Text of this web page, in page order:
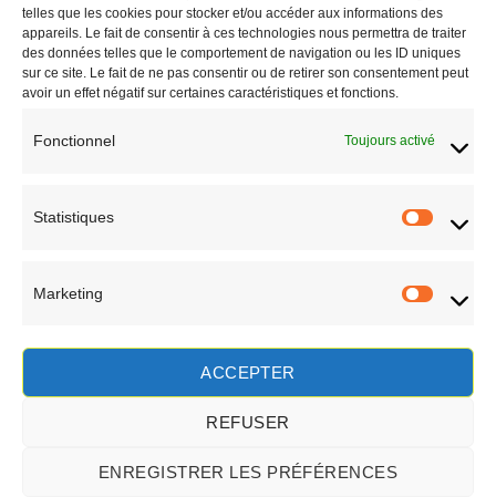
telles que les cookies pour stocker et/ou accéder aux informations des
appareils. Le fait de consentir à ces technologies nous permettra de traiter
des données telles que le comportement de navigation ou les ID uniques
sur ce site. Le fait de ne pas consentir ou de retirer son consentement peut
avoir un effet négatif sur certaines caractéristiques et fonctions.
Fonctionnel Toujours activé
Statistiques
Marketing
ACCEPTER
REFUSER
ENREGISTRER LES PRÉFÉRENCES
CONTACT